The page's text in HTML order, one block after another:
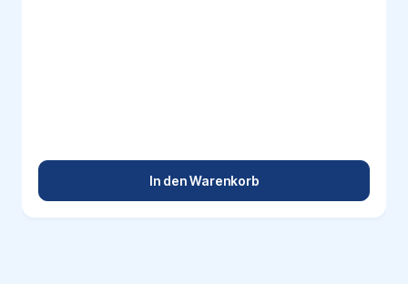
In den Warenkorb